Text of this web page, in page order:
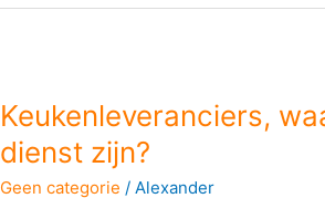
Keukenleveranciers,
dienst zijn?
Geen categorie /Alexander
Keukenleveranciers,
mogen
wij